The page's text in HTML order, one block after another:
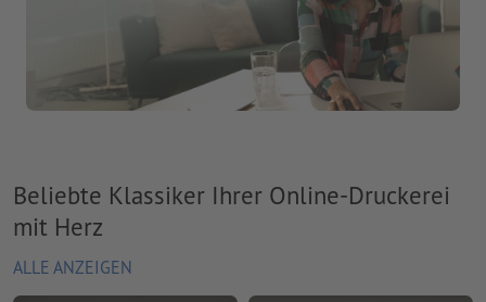
Beliebte Klassiker Ihrer Online-Druckerei
mit Herz
ALLE ANZEIGEN